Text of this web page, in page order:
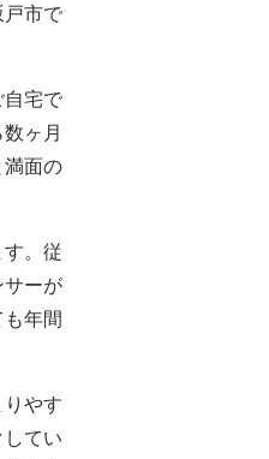
市で
自宅で
ヶ月
満面の
。従
サーが
年間
やす
てい